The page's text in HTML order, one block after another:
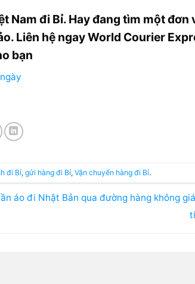
Nam đi Bỉ. Hay đang tìm một đơn
Liên hệ ngay World Courier
bạn
đi Bỉ, gửi hàng đi Bỉ, Vận chuyển hàng đi Bỉ.
áo đi Nhật Bản qua đường hàng không